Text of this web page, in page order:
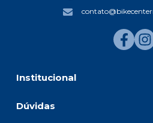
Institucional
Dúvidas